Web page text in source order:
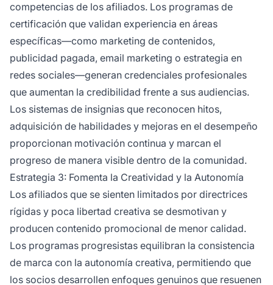
competencias de los afiliados. Los programas de
certificación que validan experiencia en áreas
específicas—como marketing de contenidos,
publicidad pagada, email marketing o estrategia en
redes sociales—generan credenciales profesionales
que aumentan la credibilidad frente a sus audiencias.
Los sistemas de insignias que reconocen hitos,
adquisición de habilidades y mejoras en el desempeño
proporcionan motivación continua y marcan el
progreso de manera visible dentro de la comunidad.
Estrategia 3: Fomenta la Creatividad y la Autonomía
Los afiliados que se sienten limitados por directrices
rígidas y poca libertad creativa se desmotivan y
producen contenido promocional de menor calidad.
Los programas progresistas equilibran la consistencia
de marca con la autonomía creativa, permitiendo que
los socios desarrollen enfoques genuinos que resuenen